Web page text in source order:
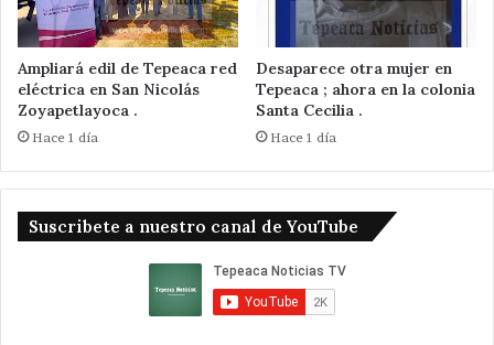
Ampliará edil de Tepeaca red
eléctrica en San Nicolás
Zoyapetlayoca .
Hace 1 día
Desaparece otra mujer en
Tepeaca ; ahora en la colonia
Santa Cecilia .
Hace 1 día
Suscribete a nuestro canal de YouTube